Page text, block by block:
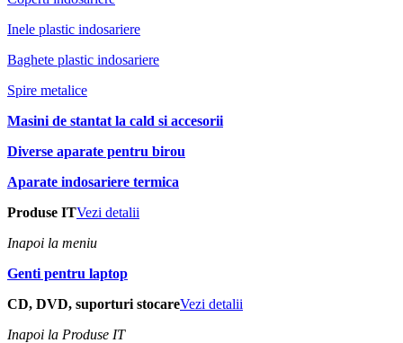
Inele plastic indosariere
Baghete plastic indosariere
Spire metalice
Masini de stantat la cald si accesorii
Diverse aparate pentru birou
Aparate indosariere termica
Produse ITVezi detalii
Inapoi la meniu
Genti pentru laptop
CD, DVD, suporturi stocareVezi detalii
Inapoi la Produse IT